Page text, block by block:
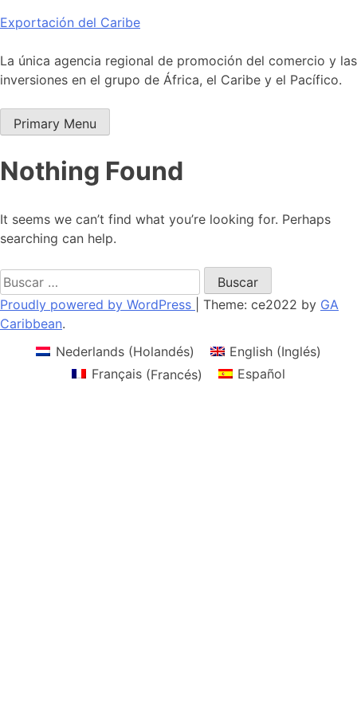
Skip
content
Exportación del Caribe
La única agencia regional de promoción del comercio y las
inversiones en el grupo de África, el Caribe y el Pacífico.
Primary Menu
Nothing Found
It seems we can’t find what you’re looking for. Perhaps
searching can help.
Buscar:
Proudly powered by WordPress
Theme: ce2022 by GA
Caribbean.
Nederlands(Holandés) English(Inglés)
Français(Francés) Español